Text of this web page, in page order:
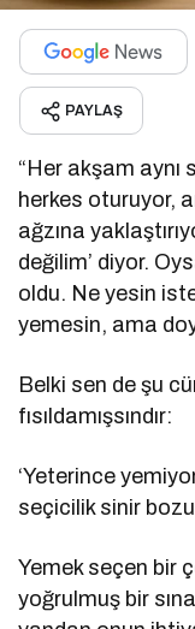
PAYLAŞ
“Her akşam aynı
herkes oturuyor,
ağzına
değilim’ diyor.
oldu. Ne yesin
yemesin, ama
Belki sen de şu
fısıldamışsındır:
‘Yeterince
seçicilik sinir
Yemek seçen bir
yoğrulmuş bir